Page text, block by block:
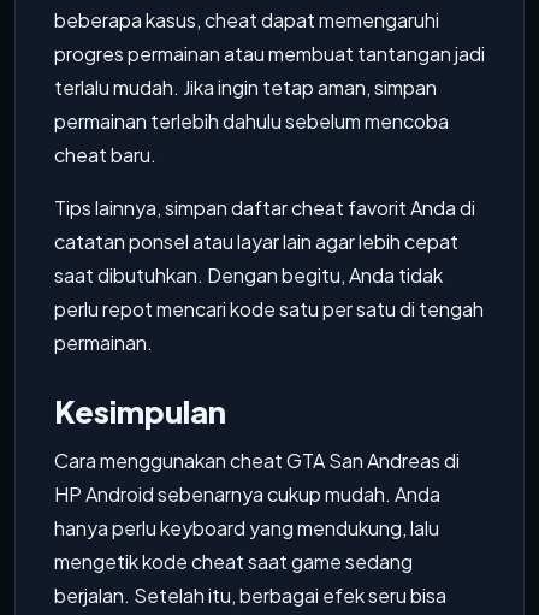
beberapa kasus, cheat dapat memengaruhi
progres permainan atau membuat tantangan jadi
terlalu mudah. Jika ingin tetap aman, simpan
permainan terlebih dahulu sebelum mencoba
cheat baru.
Tips lainnya, simpan daftar cheat favorit Anda di
catatan ponsel atau layar lain agar lebih cepat
saat dibutuhkan. Dengan begitu, Anda tidak
perlu repot mencari kode satu per satu di tengah
permainan.
Kesimpulan
Cara menggunakan cheat GTA San Andreas di
HP Android sebenarnya cukup mudah. Anda
hanya perlu keyboard yang mendukung, lalu
mengetik kode cheat saat game sedang
berjalan. Setelah itu, berbagai efek seru bisa